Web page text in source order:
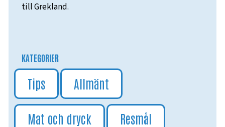
till Grekland.
KATEGORIER
Tips Allmänt
Mat och dryck Resmål